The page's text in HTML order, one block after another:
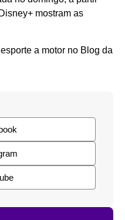
mostram as
a motor no Blog da